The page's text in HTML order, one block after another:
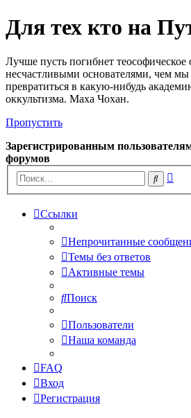
Для тех кто на
Лучше пусть погибнет
несчастливыми основателями, чем
превратиться в какую-нибудь
оккультизма. Маха Чохан.
Пропустить
Зарегистрированным
форумов
Поиск
Ссылки
Непрочитанные
Темы без ответов
Активные темы
Поиск
Пользователи
Наша команда
FAQ
Вход
Регистрация